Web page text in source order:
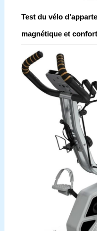
Test du vélo
magnétique et